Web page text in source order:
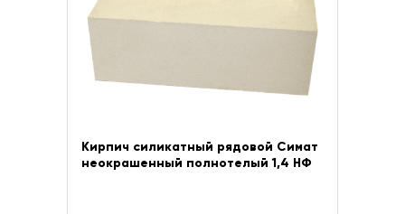
Кирпич силикатный рядовой Симат
неокрашенный полнотелый 1,4 НФ